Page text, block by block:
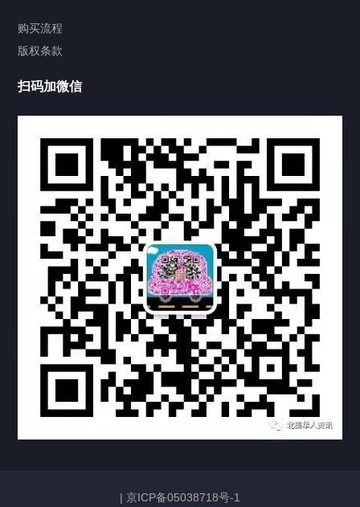
视频中心
热门标签 TAG
机构链接
联系方式 关于我们
下载与支持
资料下载 视频中心
常见问题
购买流程 版权条款
购买流程
版权条款
扫码加微信
| 京ICP备05038718号-1